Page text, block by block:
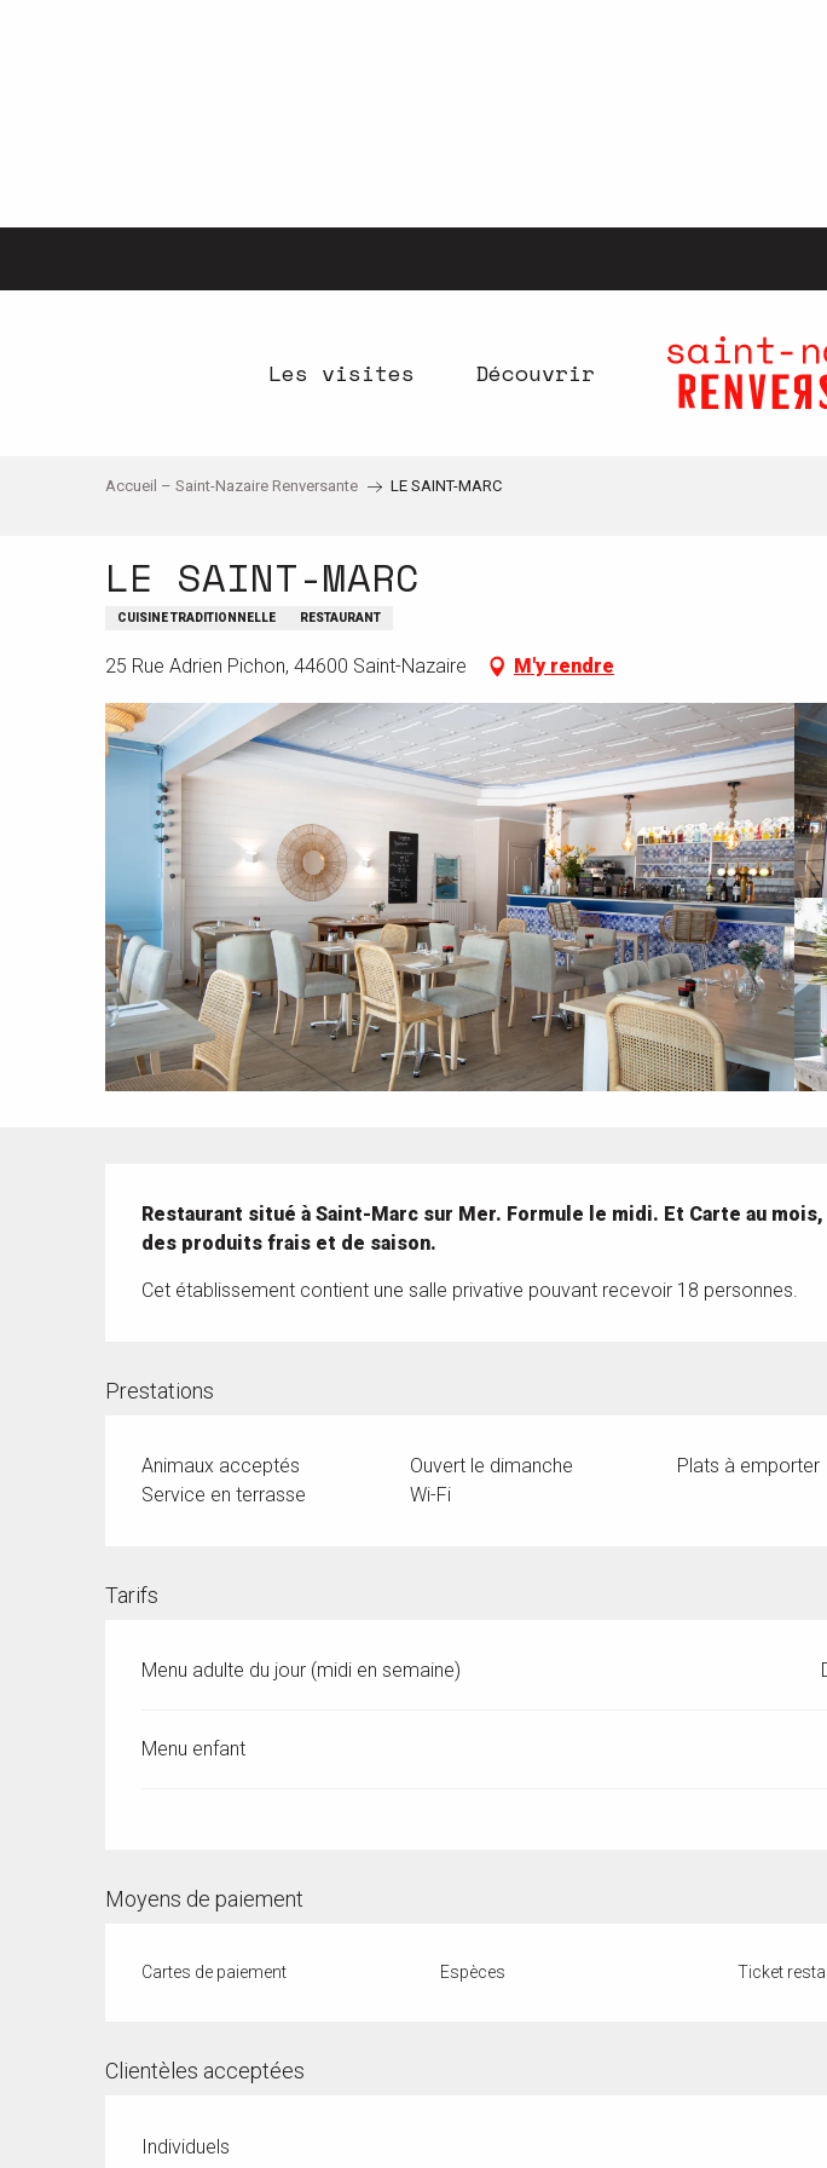
Les visites Découvrir
Accueil – Saint-Nazaire Renversante LE SAINT-MARC
LE SAINT-MARC
CUISINE TRADITIONNELLE RESTAURANT
25 Rue Adrien Pichon, 44600 Saint-Nazaire M'y rendre
Restaurant situé à Saint-Marc sur Mer. Formule le midi. Et Carte au
des produits frais et de saison.
Cet établissement contient une salle privative pouvant recevoir 18 personnes.
Prestations
Animaux acceptés Ouvert le dimanche
Plats à emporter
Service en terrasse
Wi-Fi
Tarifs
Menu adulte du jour (midi en semaine)
Menu enfant
Moyens de paiement
Cartes de paiement Espèces Ticket
Clientèles acceptées
Individuels